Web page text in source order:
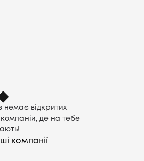
немає відкритих
компаній, де на тебе
компанії